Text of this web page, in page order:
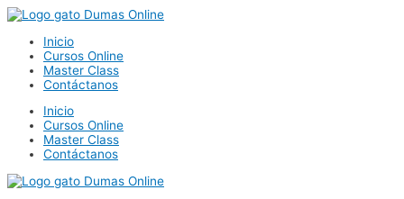
Ir
contenido
Inicio
Cursos Online
Master Class
Contáctanos
Inicio
Cursos Online
Master Class
Contáctanos